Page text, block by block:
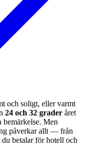
och soligt, eller varmt
24 och 32 grader året
bemärkelse. Men
påverkar allt — från
betalar för hotell och